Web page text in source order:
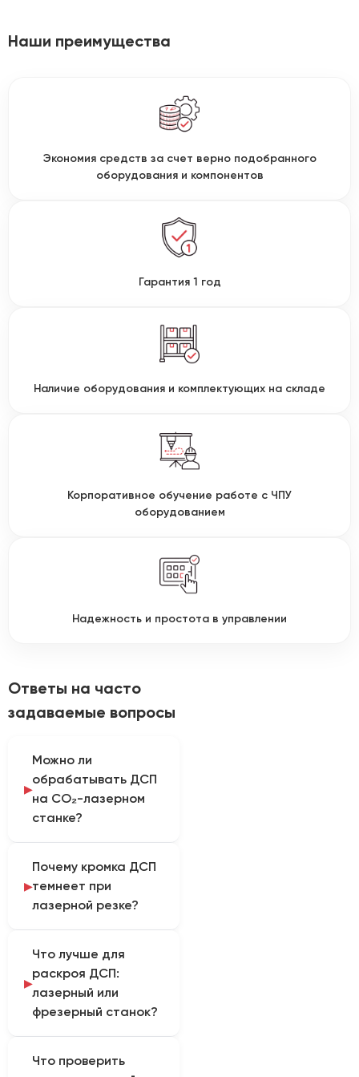
Наши преимущества
Экономия средств за счет верно подобранного
оборудования и компонентов
Гарантия 1 год
Наличие оборудования и комплектующих на складе
Корпоративное обучение работе с ЧПУ
оборудованием
Надежность и простота в управлении
Ответы на часто
задаваемые вопросы
Можно ли
обрабатывать ДСП
на CO₂-лазерном
станке?
обработки зависит от
состава плиты и
связующего. Поскольку в
станков ДСП не
выделено как отдельный
подтвержденный
материал, перед
подбором
оборудования
Почему кромка ДСП
темнеет при
лазерной резке?
древесные частицы и
клеевой состав,
поэтому на кромке
могут появляться
зависит от плотности
Что лучше для
раскроя ДСП:
лазерный или
фрезерный станок?
задачей. Лазер
Что проверить